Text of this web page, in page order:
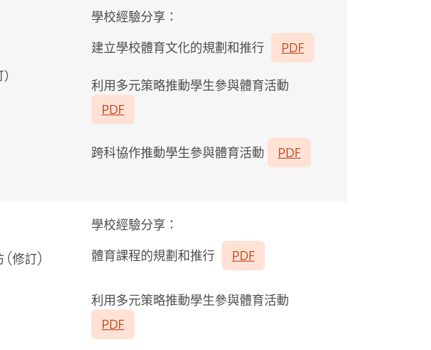
學校經驗分享：
建立學校體育文化的規劃和推行
PDF
利用多元策略推動學生參與體育活動
PDF
跨科協作推動學生參與體育活動 PDF
(修訂)
學校經驗分享：
體育課程的規劃和推行
PDF
利用多元策略推動學生參與體育活動
PDF